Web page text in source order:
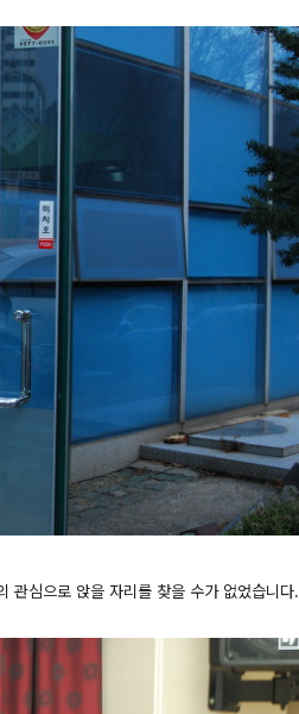
관심으로 앉을 자리를 찾을 수가 없었습니다.